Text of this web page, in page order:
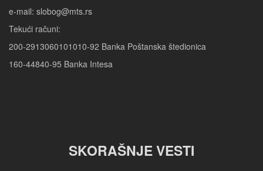
e-mail: slobog@mts.rs
Tekući računi:
200-2913060101010-92 Banka Poštanska štedionica
160-44840-95 Banka Intesa
SKORAŠNJE VESTI